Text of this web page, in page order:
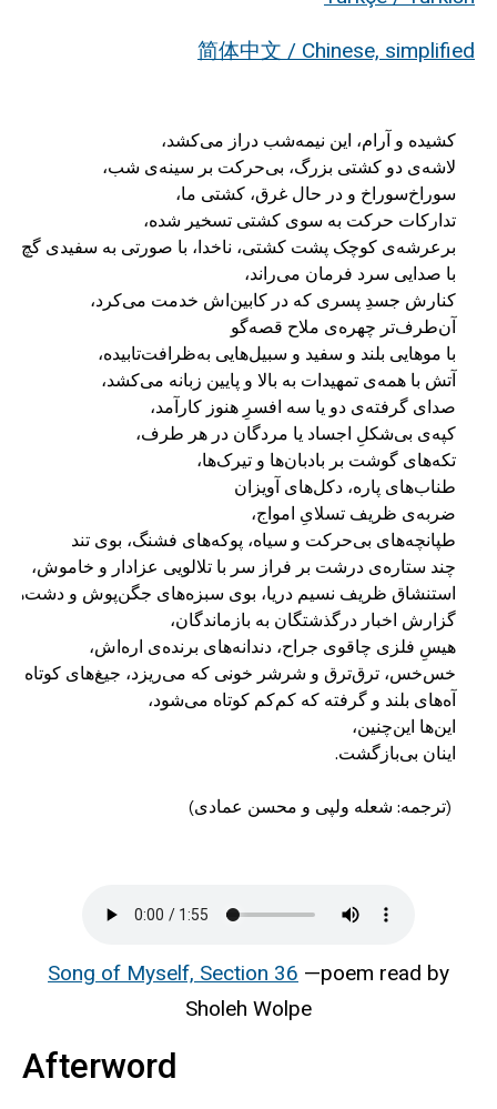
简体中文 / Chinese, simplified
اینان بی‌بازگشت.
(ترجمه: شعله ولپی و محسن عمادی)
Song of Myself, Section 36 —poem read by
Sholeh Wolpe
Afterword